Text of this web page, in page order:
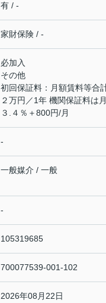
有 / -
家財保険 / -
必加入
その他
初回保証料：月額賃料等合
２万円／1年 機関保証料は
３.４％＋800円/月
-
一般媒介 / 一般
-
105319685
700077539-001-102
2026年08月22日